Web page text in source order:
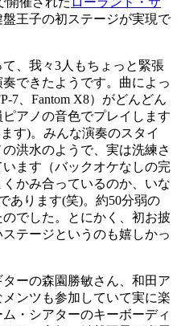
盤王子の初ステージが実現で
、我々3人もちょっと緊張
できたようです。曲によっ
7、Fantom X8）がどんどん
アノの音色でプレイします
す)。みんな演奏のスタイ
洪水のようで、実は洗練さ
ます（バックオケなしの完
かみ合っているのか、いな
あります(笑)。約50分弱の
でした。とにかく、初お披
テージというのも嬉しかっ
ーの森園勝敏さん、和田ア
ンツも参加していて実に楽
・シアターのキーボーディ